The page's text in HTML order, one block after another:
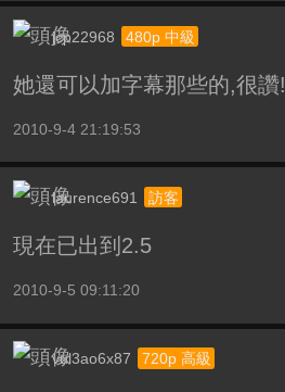
jcp22968 480p 中級
她還可以加字幕那些的,很讚!
2010-9-4 21:19:53
laurence691 訪客
現在已出到2.5
2010-9-5 09:11:20
vul3ao6x87 720p 高級